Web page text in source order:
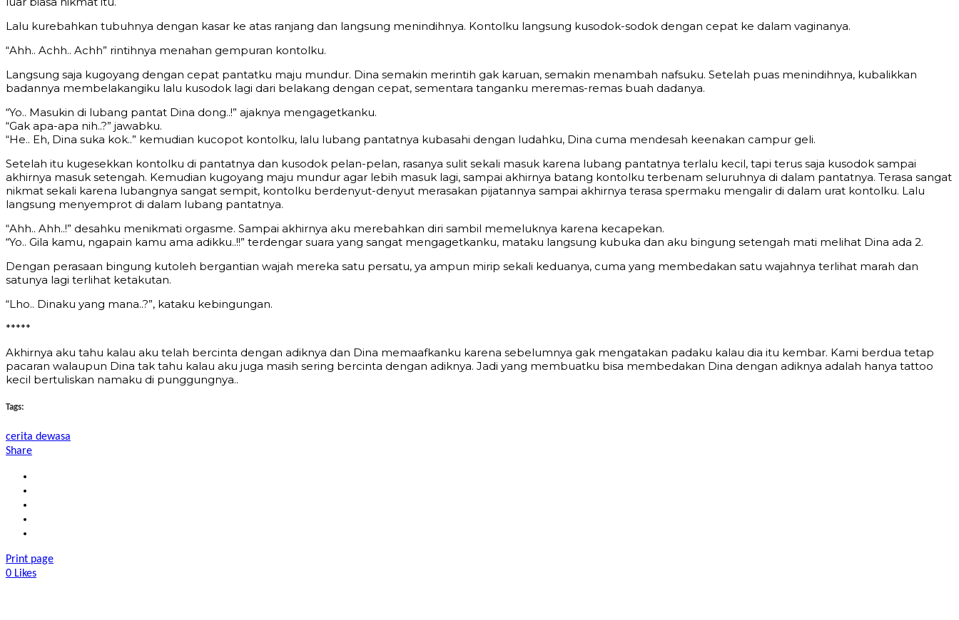
Lalu kurebahkan tubuhnya dengan kasar ke atas ranjang dan langsung menindihnya. Kontolku langsung kusodok-sodok dengan cepat ke dalam vaginanya.
“Ahh.. Achh.. Achh” rintihnya menahan gempuran kontolku.
Langsung saja kugoyang dengan cepat pantatku maju mundur. Dina semakin merintih gak karuan, semakin menambah nafsuku. Setelah puas menindihnya, kubalikkan
badannya membelakangiku lalu kusodok lagi dari belakang dengan cepat, sementara tanganku meremas-remas buah dadanya.
“Yo.. Masukin di lubang pantat Dina dong..!” ajaknya mengagetkanku.
“Gak apa-apa nih..?” jawabku.
“He.. Eh, Dina suka kok..” kemudian kucopot kontolku, lalu lubang pantatnya kubasahi dengan ludahku, Dina cuma mendesah keenakan campur geli.
Setelah itu kugesekkan kontolku di pantatnya dan kusodok pelan-pelan, rasanya sulit sekali masuk karena lubang pantatnya terlalu kecil, tapi terus saja kusodok sampai
akhirnya masuk setengah. Kemudian kugoyang maju mundur agar lebih masuk lagi, sampai akhirnya batang kontolku terbenam seluruhnya di dalam pantatnya. Terasa sangat
nikmat sekali karena lubangnya sangat sempit, kontolku berdenyut-denyut merasakan pijatannya sampai akhirnya terasa spermaku mengalir di dalam urat kontolku. Lalu
langsung menyemprot di dalam lubang pantatnya.
“Ahh.. Ahh..!” desahku menikmati orgasme. Sampai akhirnya aku merebahkan diri sambil memeluknya karena kecapekan.
“Yo.. Gila kamu, ngapain kamu ama adikku..!!” terdengar suara yang sangat mengagetkanku, mataku langsung kubuka dan aku bingung setengah mati melihat Dina ada 2.
Dengan perasaan bingung kutoleh bergantian wajah mereka satu persatu, ya ampun mirip sekali keduanya, cuma yang membedakan satu wajahnya terlihat marah dan
satunya lagi terlihat ketakutan.
“Lho.. Dinaku yang mana..?”, kataku kebingungan.
*****
Akhirnya aku tahu kalau aku telah bercinta dengan adiknya dan Dina memaafkanku karena sebelumnya gak mengatakan padaku kalau dia itu kembar. Kami berdua tetap
pacaran walaupun Dina tak tahu kalau aku juga masih sering bercinta dengan adiknya. Jadi yang membuatku bisa membedakan Dina dengan adiknya adalah hanya tattoo
kecil bertuliskan namaku di punggungnya..
Tags:
cerita dewasa
Share
Print page
0 Likes